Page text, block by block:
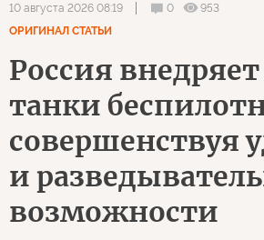
10 августа 2026 08:19 0
953
ОРИГИНАЛ СТАТЬИ
Россия
танки
совершенствуя
и
возможности